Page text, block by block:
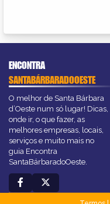
ENCONTRA
SANTABÁRBARADOOESTE
O melhor de Santa Bárbara
d’Oeste num só lugar! Dicas,
onde ir, o que fazer, as
melhores empresas, locais,
serviços e muito mais no
guia Encontra
SantaBárbaradoOeste.